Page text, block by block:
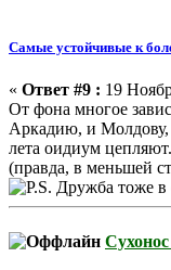
Самые устойчивые к
« Ответ #9 : 19
От фона многое
Аркадию, и Молдову,
лета оидиум
(правда, в меньшей
Дружба тоже в